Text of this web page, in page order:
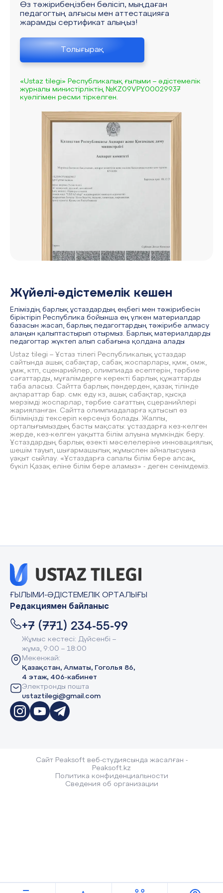
Өз тәжірибеңізбен бөлісіп, мыңдаған
педагогтың алғысы мен аттестацияға
жарамды сертификат алыңыз!
Толығырақ
«Ustaz tilegi» Республикалық ғылыми – әдістемелік
журналы министірліктің №KZ09VPY00029937
куәлігімен ресми тіркелген.
Жүйелі-әдістемелік кешен
Еліміздің барлық ұстаздардың еңбегі мен тәжірибесін
біріктіріп Республика бойынша ең үлкен материалдар
базасын жасап, барлық педагогтардың тәжірибе алмасу
алаңын қалыптастырып отырмыз. Барлық материалдарды
педагогтар жүктеп алып сабағына қолдана алады
Ustaz tilegi – Ұстаз тілегі Республикалық ұстаздар
сайтында ашық сабақтар, сабақ жоспарлары, қмж, омж,
ұмж, ктп, сценарийлер, олимпиада есептерін, тәрбие
сағаттарды, мұғалімдерге керекті барлық құжаттарды
таба аласыз. Сайтта барлық пәндерден, қазақ тілінде
ақпараттар бар. смк еду кз, ашық сабақтар, қысқа
мерзімді жоспарлар, тәрбие сағаттың сцеранийлері
жарияланған. Сайтта олимпиадаларға қатысып өз
біліміңізді тексеріп көрсеңіз болады. Жалпы,
орталығымыздың басты мақсаты: ұстаздарға кез-келген
жерде, кез-келген уақытта білім алуына мүмкіндік беру.
Ұстаздардың барлық өзекті мәселелеріне инновациялық
шешім тауып, шығармашылық жұмыспен айналысуына
уақыт сыйлау. «Ұстаздарға сапалы білім бере алсақ,
бүкіл Қазақ еліне білім бере аламыз» - деген сенімдеміз.
ҒЫЛЫМИ-ӘДІСТЕМЕЛІК ОРТАЛЫҒЫ
Редакциямен байланыс
+7 (771) 234-55-99
Жұмыс кестесі: Дүйсенбі –
жұма, 9:00 – 18:00
Мекенжай:
Қазақстан, Алматы, Гоголья 86,
4 этаж, 406-кабинет
Электронды пошта
ustaztilegi@gmail.com
Сайт Peaksoft веб-студиясында жасалған -
Peaksoft.kz
Политика конфиденциальности
Сведения об организации